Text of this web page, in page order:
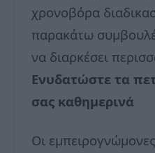
χρονοβόρα
παρακάτω
να διαρκέσει
Ενυδατώστε τα
σας καθημερινά
Οι